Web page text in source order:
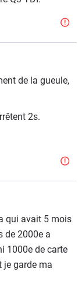
de la gueule,
2s.
qui avait 5 mois
de 2000e a
1000e de carte
je garde ma